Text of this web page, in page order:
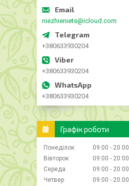
niezhieniets@icloud.com
+380633930204
+380633930204
+380633930204
Графік роботи
Понеділок 09:00
20:00
Вівторок
09:00
20:00
Середа
09:00
20:00
Четвер
09:00
20:00